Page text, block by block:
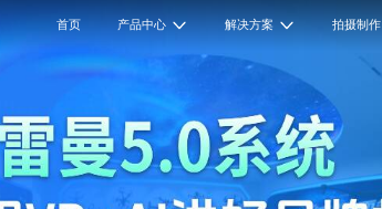
首页 产品中心 解决方案 拍摄制作